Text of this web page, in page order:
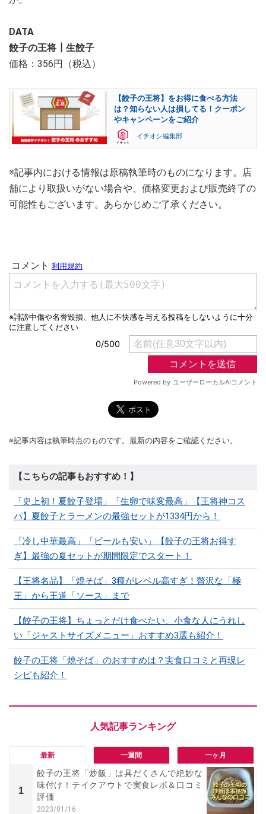
DATA
餃子の王将┃生餃子
価格：356円（税込）
【餃子の王将】をお得に食べる方法
は？知らない人は損してる！クーポン
やキャンペーンをご紹介
イチオシ編集部
※記事内における情報は原稿執筆時のものになります。店
舗により取扱いがない場合や、価格変更および販売終了の
可能性もございます。あらかじめご了承ください。
※記事内容は執筆時点のものです。最新の内容をご確認ください。
【こちらの記事もおすすめ！】
「史上初！夏餃子登場」「生卵で味変最高」【王将神コス
パ】夏餃子とラーメンの最強セットが1334円から！
「冷し中華最高」「ビールも安い」【餃子の王将お得す
ぎ】最強の夏セットが期間限定でスタート！
【王将名品】「焼そば」3種がレベル高すぎ！贅沢な「極
王」から王道「ソース」まで
【餃子の王将】ちょっとだけ食べたい、小食な人にうれし
い「ジャストサイズメニュー」おすすめ3選も紹介！
餃子の王将「焼そば」のおすすめは？実食口コミと再現レ
シピも紹介！
最新 一週間 一ヶ月
1
餃子の王将「炒飯」は具だくさんで絶妙な
味付け！テイクアウトで実食レポ＆口コミ
評価
2023/01/16